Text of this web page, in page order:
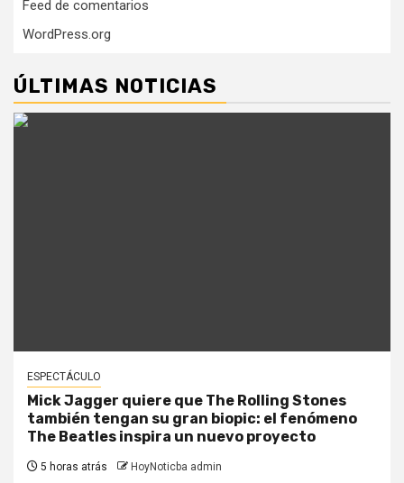
Feed de comentarios
WordPress.org
ÚLTIMAS NOTICIAS
ESPECTÁCULO
Mick Jagger quiere que The Rolling Stones
también tengan su gran biopic: el fenómeno
The Beatles inspira un nuevo proyecto
5 horas atrás HoyNoticba admin